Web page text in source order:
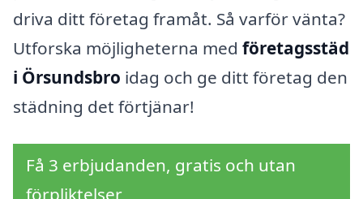
driva ditt företag framåt. Så varför vänta?
Utforska möjligheterna med företagsstäd
i Örsundsbro idag och ge ditt företag den
städning det förtjänar!
Få 3 erbjudanden, gratis och utan
förpliktelser